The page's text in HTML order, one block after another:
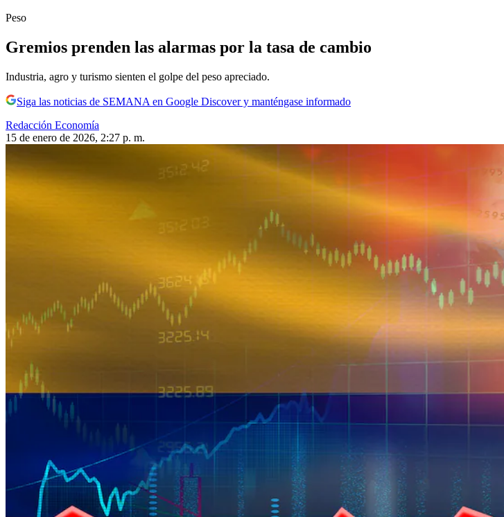
Peso
Gremios prenden las alarmas por la tasa de cambio
Industria, agro y turismo sienten el golpe del peso apreciado.
Siga las noticias de SEMANA en Google Discover y manténgase informado
Redacción Economía
15 de enero de 2026, 2:27 p. m.